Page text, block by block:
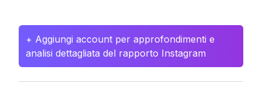
+ Aggiungi account per approfondimenti e
analisi dettagliata del rapporto Instagram